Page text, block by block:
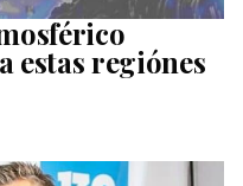
estas regiónes